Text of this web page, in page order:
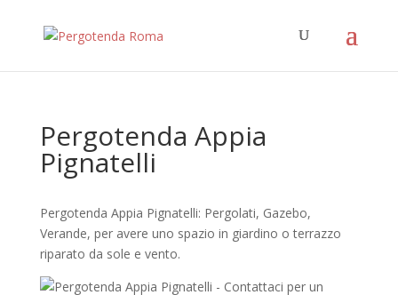
Pergotenda Appia
Pignatelli
Pergotenda Appia Pignatelli: Pergolati, Gazebo,
Verande, per avere uno spazio in giardino o terrazzo
riparato da sole e vento.